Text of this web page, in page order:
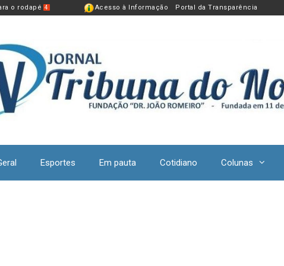
o rodapé 4 Acesso à Informação Portal da Transparência
Esportes Em pauta Cotidiano Colunas